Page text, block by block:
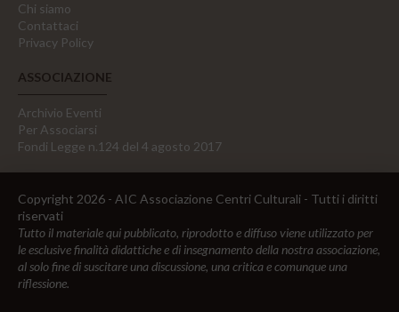
Chi siamo
Contattaci
Privacy Policy
ASSOCIAZIONE
Archivio Eventi
Per Associarsi
Fondi Legge n.124 del 4 agosto 2017
Copyright 2026 - AIC Associazione Centri Culturali - Tutti i diritti
riservati
Tutto il materiale qui pubblicato, riprodotto e diffuso viene utilizzato per
le esclusive finalità didattiche e di insegnamento della nostra associazione,
al solo fine di suscitare una discussione, una critica e comunque una
riflessione.